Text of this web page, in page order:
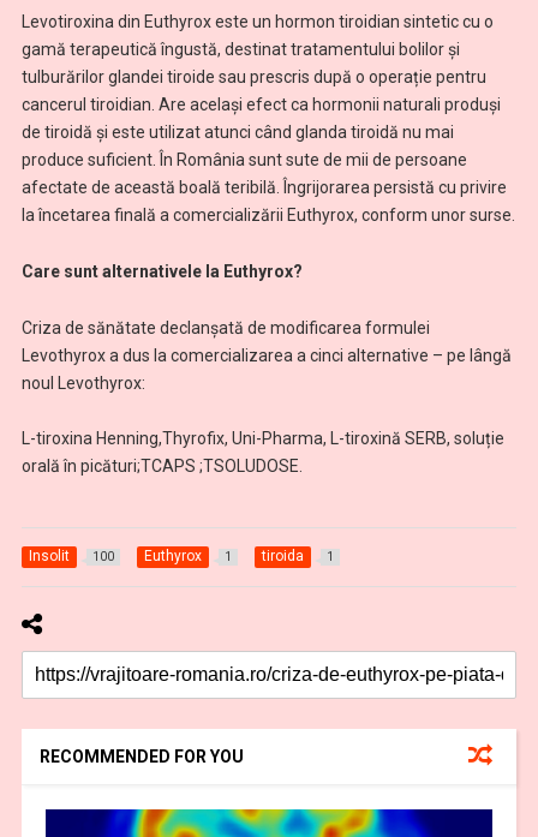
Levotiroxina din Euthyrox este un hormon tiroidian sintetic cu o
gamă terapeutică îngustă, destinat tratamentului bolilor și
tulburărilor glandei tiroide sau prescris după o operație pentru
cancerul tiroidian. Are același efect ca hormonii naturali produși
de tiroidă și este utilizat atunci când glanda tiroidă nu mai
produce suficient. În România sunt sute de mii de persoane
afectate de această boală teribilă. Îngrijorarea persistă cu privire
la încetarea finală a comercializării Euthyrox, conform unor surse.
Care sunt alternativele la Euthyrox?
Criza de sănătate declanșată de modificarea formulei
Levothyrox a dus la comercializarea a cinci alternative – pe lângă
noul Levothyrox:
L-tiroxina Henning,Thyrofix, Uni-Pharma, L-tiroxină SERB, soluție
orală în picături;TCAPS ;TSOLUDOSE.
Insolit 100 Euthyrox 1 tiroida 1
RECOMMENDED FOR YOU